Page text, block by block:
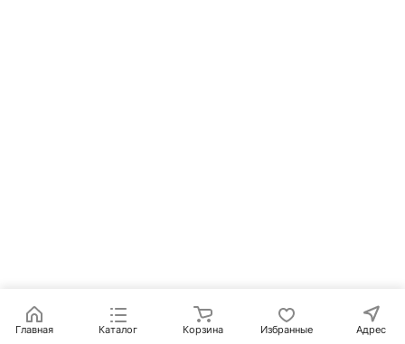
Главная Каталог Корзина Избранные Адрес